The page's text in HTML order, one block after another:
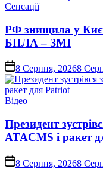
Опублікувати
Сенсації
РФ знищила у
БПЛА – ЗМІ
on8 Серпня, 20268
Опублікувати
Відео
Президент
ATACMS і ракет
on8 Серпня, 20268